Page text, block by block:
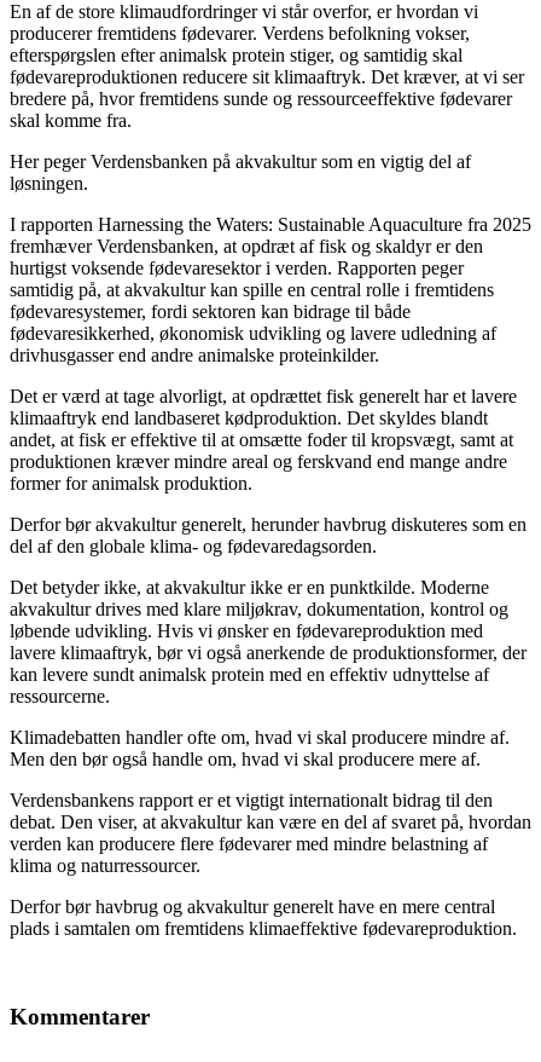
En af de store klimaudfordringer vi står overfor, er hvordan vi
producerer fremtidens fødevarer. Verdens befolkning vokser,
efterspørgslen efter animalsk protein stiger, og samtidig skal
fødevareproduktionen reducere sit klimaaftryk. Det kræver, at vi ser
bredere på, hvor fremtidens sunde og ressourceeffektive fødevarer
skal komme fra.
Her peger Verdensbanken på akvakultur som en vigtig del af
løsningen.
I rapporten Harnessing the Waters: Sustainable Aquaculture fra 2025
fremhæver Verdensbanken, at opdræt af fisk og skaldyr er den
hurtigst voksende fødevaresektor i verden. Rapporten peger
samtidig på, at akvakultur kan spille en central rolle i fremtidens
fødevaresystemer, fordi sektoren kan bidrage til både
fødevaresikkerhed, økonomisk udvikling og lavere udledning af
drivhusgasser end andre animalske proteinkilder.
Det er værd at tage alvorligt, at opdrættet fisk generelt har et lavere
klimaaftryk end landbaseret kødproduktion. Det skyldes blandt
andet, at fisk er effektive til at omsætte foder til kropsvægt, samt at
produktionen kræver mindre areal og ferskvand end mange andre
former for animalsk produktion.
Derfor bør akvakultur generelt, herunder havbrug diskuteres som en
del af den globale klima- og fødevaredagsorden.
Det betyder ikke, at akvakultur ikke er en punktkilde. Moderne
akvakultur drives med klare miljøkrav, dokumentation, kontrol og
løbende udvikling. Hvis vi ønsker en fødevareproduktion med
lavere klimaaftryk, bør vi også anerkende de produktionsformer, der
kan levere sundt animalsk protein med en effektiv udnyttelse af
ressourcerne.
Klimadebatten handler ofte om, hvad vi skal producere mindre af.
Men den bør også handle om, hvad vi skal producere mere af.
Verdensbankens rapport er et vigtigt internationalt bidrag til den
debat. Den viser, at akvakultur kan være en del af svaret på, hvordan
verden kan producere flere fødevarer med mindre belastning af
klima og naturressourcer.
Derfor bør havbrug og akvakultur generelt have en mere central
plads i samtalen om fremtidens klimaeffektive fødevareproduktion.
Kommentarer